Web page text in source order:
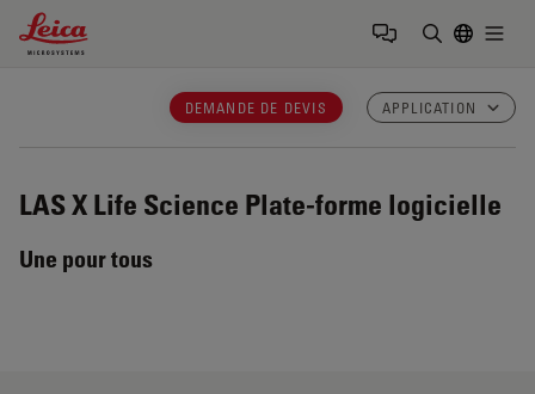
Leica Microsystems Logo
DEMANDE DE DEVIS APPLICATION
LAS X Life Science Plate-forme logicielle
Une pour tous